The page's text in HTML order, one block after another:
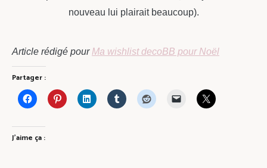
nouveau lui plairait beaucoup).
Article rédigé pour Ma wishlist decoBB pour Noël
Partager :
J’aime ça :